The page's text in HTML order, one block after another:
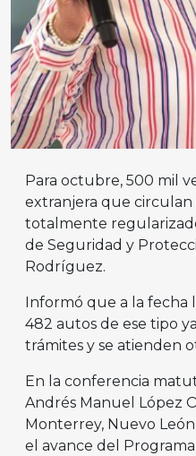
Para octubre, 500 mil
extranjera que circulan
totalmente
de Seguridad y
Rodríguez.
Informó que a la fecha
482 autos de ese tipo
trámites y se atienden
En la conferencia
Andrés Manuel López
Monterrey, Nuevo
el avance del